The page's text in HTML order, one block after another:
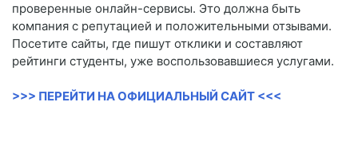
проверенные онлайн-сервисы. Это должна быть
компания с репутацией и положительными отзывами.
Посетите сайты, где пишут отклики и составляют
рейтинги студенты, уже воспользовавшиеся услугами.
>>> ПЕРЕЙТИ НА ОФИЦИАЛЬНЫЙ САЙТ <<<